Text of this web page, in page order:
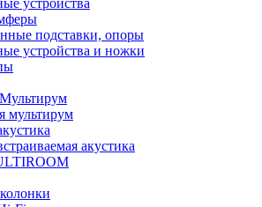
устройства
подставки, опоры
устройства и ножки
мультирум
акустика